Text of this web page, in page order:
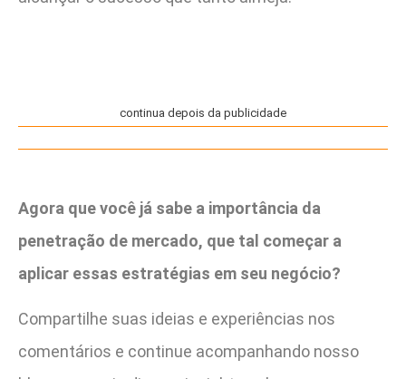
continua depois da publicidade
Agora que você já sabe a importância da
penetração de mercado, que tal começar a
aplicar essas estratégias em seu negócio?
Compartilhe suas ideias e experiências nos
comentários e continue acompanhando nosso